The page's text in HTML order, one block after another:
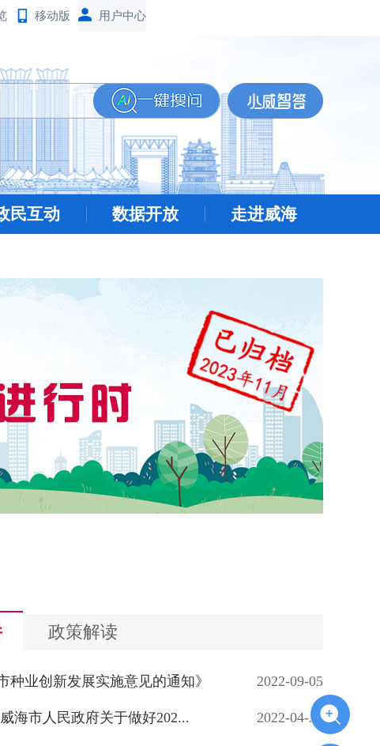
移动版
民互动 数据开放 走进威海
政策解读
种业创新发展实施意见的通知》 2022-09-05
海市人民政府关于做好202... 2022-04-27